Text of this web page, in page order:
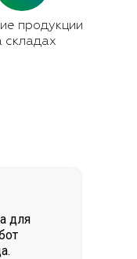
продукции
складах
для